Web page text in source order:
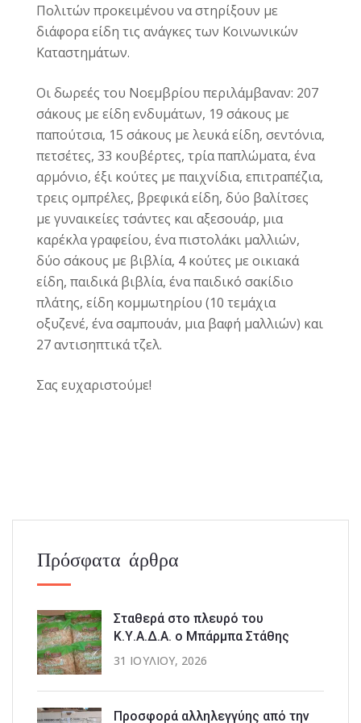
Πολιτών προκειμένου να στηρίξουν με
διάφορα είδη τις ανάγκες των Κοινωνικών
Καταστημάτων.
Οι δωρεές του Νοεμβρίου περιλάμβαναν: 207
σάκους με είδη ενδυμάτων, 19 σάκους με
παπούτσια, 15 σάκους με λευκά είδη, σεντόνια,
πετσέτες, 33 κουβέρτες, τρία παπλώματα, ένα
αρμόνιο, έξι κούτες με παιχνίδια, επιτραπέζια,
τρεις ομπρέλες, βρεφικά είδη, δύο βαλίτσες
με γυναικείες τσάντες και αξεσουάρ, μια
καρέκλα γραφείου, ένα πιστολάκι μαλλιών,
δύο σάκους με βιβλία, 4 κούτες με οικιακά
είδη, παιδικά βιβλία, ένα παιδικό σακίδιο
πλάτης, είδη κομμωτηρίου (10 τεμάχια
οξυζενέ, ένα σαμπουάν, μια βαφή μαλλιών) και
27 αντισηπτικά τζελ.
Σας ευχαριστούμε!
Πρόσφατα άρθρα
Σταθερά στο πλευρό του
Κ.Υ.Α.Δ.Α. ο Μπάρμπα Στάθης
31 ΙΟΥΛΊΟΥ, 2026
Προσφορά αλληλεγγύης από την